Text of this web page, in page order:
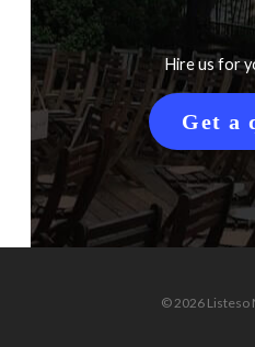
Hire us for
Get a
© 2026 Listeso